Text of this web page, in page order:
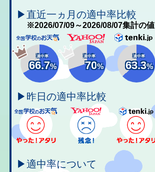
▶直近一ヵ月の適中率比較
※2026/07/09～2026/08/07集計の値
適中率
66.7%
適中率
70%
適中率
63.3%
▶昨日の適中率比較
▶適中率について